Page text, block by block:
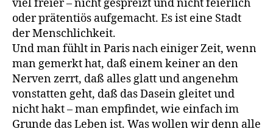
viel freier – nicht gespreizt und nicht feierlich
oder prätentiös aufgemacht. Es ist eine Stadt
der Menschlichkeit.
Und man fühlt in Paris nach einiger Zeit, wenn
man gemerkt hat, daß einem keiner an den
Nerven zerrt, daß alles glatt und angenehm
vonstatten geht, daß das Dasein gleitet und
nicht hakt – man empfindet, wie einfach im
Grunde das Leben ist. Was wollen wir denn alle